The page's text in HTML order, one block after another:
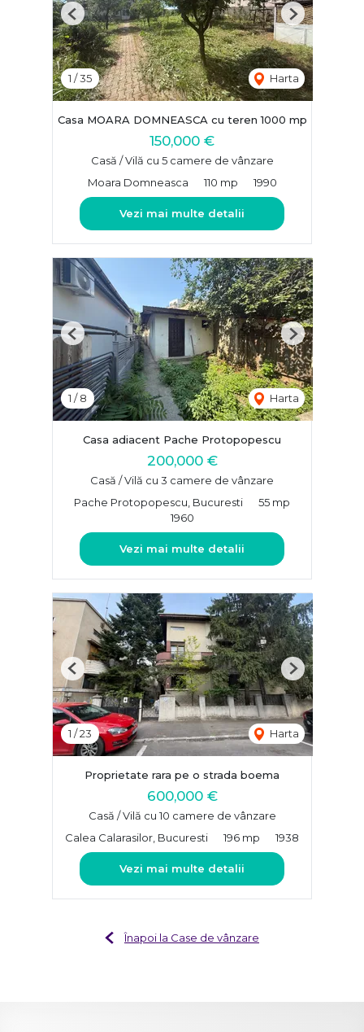
1 /35 Harta
Previous Next
Casa MOARA DOMNEASCA cu teren 1000 mp
150,000 €
Casă / Vilă cu 5 camere de vânzare
Moara Domneasca
110 mp 1990
Vezi mai multe detalii
1 /8 Harta
Previous Next
Casa adiacent Pache Protopopescu
200,000 €
Casă / Vilă cu 3 camere de vânzare
Pache Protopopescu, Bucuresti
55 mp
1960
Vezi mai multe detalii
1 /23 Harta
Previous Next
Proprietate rara pe o strada boema
600,000 €
Casă / Vilă cu 10 camere de vânzare
Calea Calarasilor, Bucuresti
196 mp 1938
Vezi mai multe detalii
Înapoi la Case de vânzare